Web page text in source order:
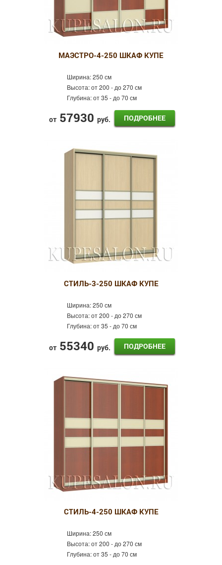
МАЭСТРО-4-250 ШКАФ КУПЕ
Ширина:250 см
Высота:от 200 - до 270 см
Глубина:от 35 - до 70 см
от 57930 руб. ПОДРОБНЕЕ
СТИЛЬ-3-250 ШКАФ КУПЕ
Ширина:250 см
Высота:от 200 - до 270 см
Глубина:от 35 - до 70 см
от 55340 руб. ПОДРОБНЕЕ
СТИЛЬ-4-250 ШКАФ КУПЕ
Ширина:250 см
Высота:от 200 - до 270 см
Глубина:от 35 - до 70 см